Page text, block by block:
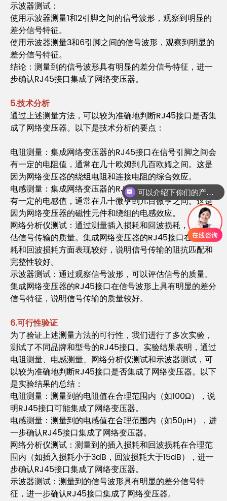
示波器测试：
使用示波器测量1和2引脚之间的信号波形，观察到明显的
差分信号特征。
使用示波器测量3和6引脚之间的信号波形，观察到明显的
差分信号特征。
结论：测量到的信号波形具有明显的差分信号特征，进一
步确认RJ45接口集成了网络变压器。
5.技术分析
通过上述测量方法，可以较为准确地判断RJ45接口是否集
成了网络变压器。以下是技术分析的要点：
电阻测量：集成网络变压器的RJ45接口在信号引脚之间会
有一定的电阻值，通常在几十欧姆到几百欧姆之间。这是
因为网络变压器的绕组电阻和连接电阻的综合效应。
电感测量：集成网络变压器的RJ45接口在信号引脚之间会
有一定的电感值，通常在几十微亨到几百微亨之间。这是
因为网络变压器的磁性元件和绕组的电感效应。
网络分析仪测试：通过测量插入损耗和回波损耗，可以评
估信号传输的质量。集成网络变压器的RJ45接口在插入损
耗和回波损耗方面表现较好，说明信号传输的阻抗匹配和
完整性较好。
示波器测试：通过观察信号波形，可以评估信号的质量。
集成网络变压器的RJ45接口在信号波形上具有明显的差分
信号特征，说明信号传输的质量较好。
6.可行性验证
为了验证上述测量方法的可行性，我们进行了多次实验，
测试了不同品牌和型号的RJ45接口。实验结果表明，通过
电阻测量、电感测量、网络分析仪测试和示波器测试，可
以较为准确地判断RJ45接口是否集成了网络变压器。以下
是实验结果的总结：
电阻测量：测量到的电阻值在合理范围内（如100Ω），说
明RJ45接口可能集成了网络变压器。
电感测量：测量到的电感值在合理范围内（如50μH），进
一步确认RJ45接口集成了网络变压器。
网络分析仪测试：测量到的插入损耗和回波损耗在合理范
围内（如插入损耗小于3dB，回波损耗大于15dB），进一
步确认RJ45接口集成了网络变压器。
示波器测试：测量到的信号波形具有明显的差分信号特
征，进一步确认RJ45接口集成了网络变压器。
可以介绍下你们的产品么